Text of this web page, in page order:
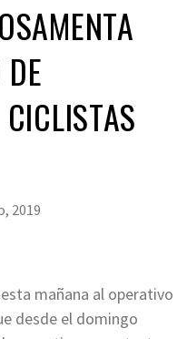
2019
mañana al operativo
desde el domingo